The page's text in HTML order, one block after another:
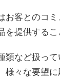
お客とのコ
提供するこ
類など扱っ
々な要望に